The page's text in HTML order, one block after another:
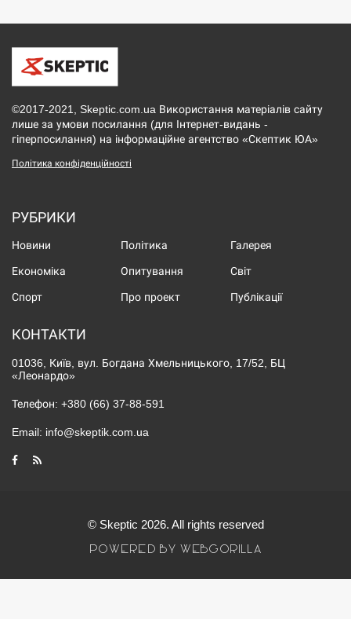
©2017-2021, Skeptic.com.ua Використання матеріалів сайту
лише за умови посилання (для Інтернет-видань -
гіперпосилання) на інформаційне агентство «Скептик ЮА»
Політика конфіденційності
РУБРИКИ
Новини Політика Галерея
Економіка Опитування Світ
Спорт Про проект Публікації
КОНТАКТИ
01036, Київ, вул. Богдана Хмельницького, 17/52, БЦ
«Леонардо»
Телефон: +380 (66) 37-88-591
Email: info@skeptik.com.ua
© Skeptic 2026. All rights reserved
POWERED BY WEBGORILLA